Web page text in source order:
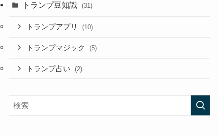
トランプ豆知識 (31)
トランプアプリ (10)
トランプマジック (5)
トランプ占い (2)